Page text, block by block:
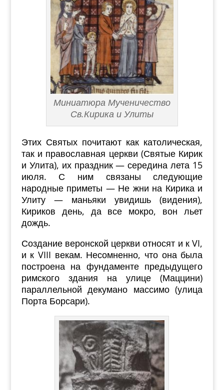
Миниатюра Мученичество
Св.Кирика и Улиты
Этих Святых почитают как католическая,
так и православная церкви (Святые Кирик
и Улита), их праздник — середина лета 15
июля. С ним связаны следующие
народные приметы — Не жни на Кирика и
Улиту — маньяки увидишь (видения),
Кириков день, да все мокро, вон льет
дождь.
Создание веронской церкви относят и к VI,
и к VIII векам. Несомненно, что она была
построена на фундаменте предыдущего
римского здания на улице (Маццини)
параллельной декумано массимо (улица
Порта Борсари).